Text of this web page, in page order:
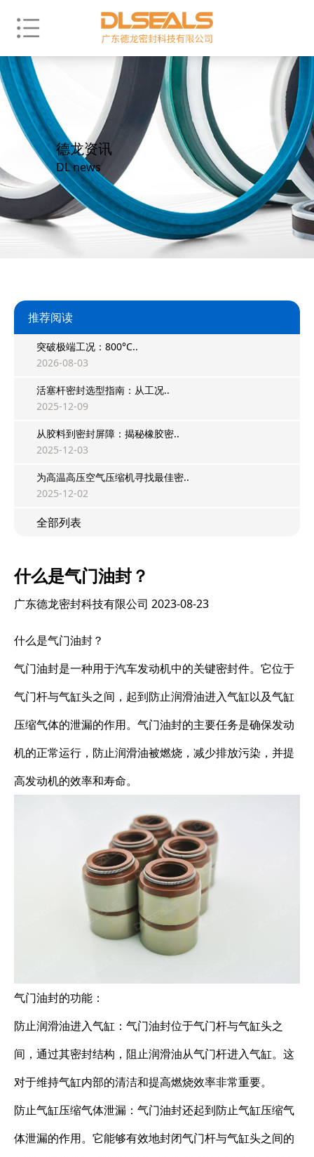
德龙资讯
DL news
推荐阅读
突破极端工况：800°C..
2026-08-03
活塞杆密封选型指南：从工况..
2025-12-09
从胶料到密封屏障：揭秘橡胶密..
2025-12-03
为高温高压空气压缩机寻找最佳密..
2025-12-02
全部列表
什么是气门油封？
广东德龙密封科技有限公司 2023-08-23
什么是气门油封？
气门油封是一种用于汽车发动机中的关键密封件。它位于
气门杆与气缸头之间，起到防止润滑油进入气缸以及气缸
压缩气体的泄漏的作用。气门油封的主要任务是确保发动
机的正常运行，防止润滑油被燃烧，减少排放污染，并提
高发动机的效率和寿命。
气门油封的功能：
防止润滑油进入气缸：气门油封位于气门杆与气缸头之
间，通过其密封结构，阻止润滑油从气门杆进入气缸。这
对于维持气缸内部的清洁和提高燃烧效率非常重要。
防止气缸压缩气体泄漏：气门油封还起到防止气缸压缩气
体泄漏的作用。它能够有效地封闭气门杆与气缸头之间的